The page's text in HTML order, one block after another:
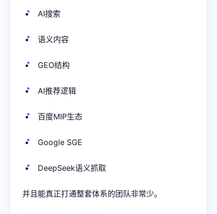
AI搜索
语义内容
GEO结构
AI推荐逻辑
百度MIP生态
Google SGE
DeepSeek语义抓取
并且能真正打通整套体系的团队非常少。